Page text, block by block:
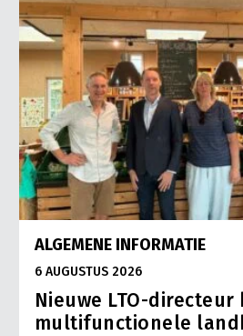
ALGEMENE INFORMATIE
6 AUGUSTUS 2026
Nieuwe LTO-
multifunctionele